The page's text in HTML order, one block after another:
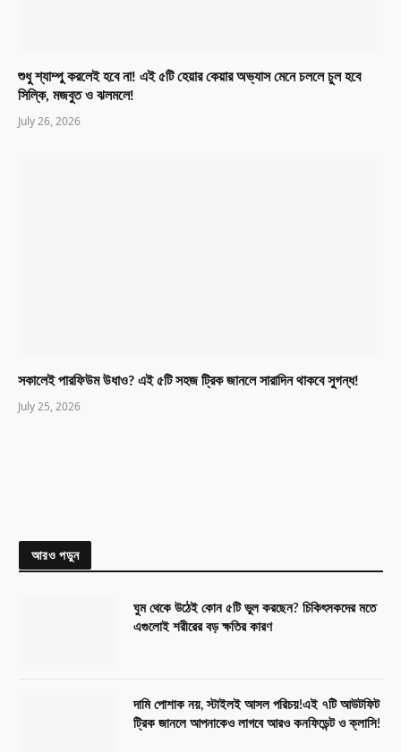
শুধু শ্যাম্পু করলেই হবে না! এই ৫টি হেয়ার কেয়ার অভ্যাস মেনে চললে চুল হবে
সিল্কি, মজবুত ও ঝলমলে!
July 26, 2026
সকালেই পারফিউম উধাও? এই ৫টি সহজ ট্রিক জানলে সারাদিন থাকবে সুগন্ধ!
July 25, 2026
আরও পড়ুন
ঘুম থেকে উঠেই কোন ৫টি ভুল করছেন? চিকিৎসকদের মতে
এগুলোই শরীরের বড় ক্ষতির কারণ
দামি পোশাক নয়, স্টাইলই আসল পরিচয়!এই ৭টি আউটফিট
ট্রিক জানলে আপনাকেও লাগবে আরও কনফিডেন্ট ও ক্লাসি!